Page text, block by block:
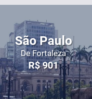
São Paulo
De Fortaleza
R$901